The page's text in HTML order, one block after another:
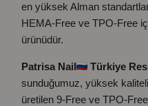
en yüksek Alman
HEMA-Free ve TPO-Free
ürünüdür.
Patrisa Nail Türkiye
sunduğumuz, yüksek
üretilen 9-Free ve TPO-